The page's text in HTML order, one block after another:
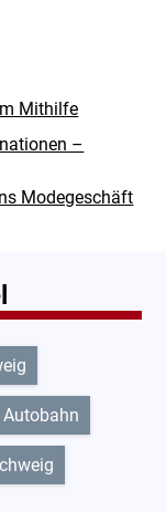
Mithilfe
–
Modegeschäft
Autobahn